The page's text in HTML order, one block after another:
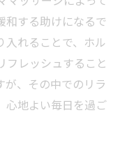
和する助けになるで
入れることで、ホル
フレッシュすること
が、その中でのリラ
心地よい毎日を過ご